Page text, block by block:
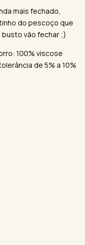
mais fechado,
do pescoço que
vão fechar ;)
100% viscose
de 5% a 10%